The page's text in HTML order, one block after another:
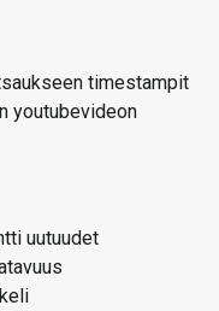
timestampit
youtubevideon
uutuudet